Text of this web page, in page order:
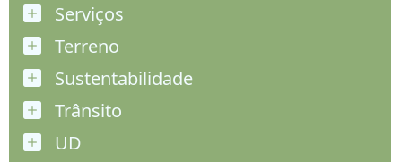
Serviços
Terreno
Sustentabilidade
Trânsito
UD